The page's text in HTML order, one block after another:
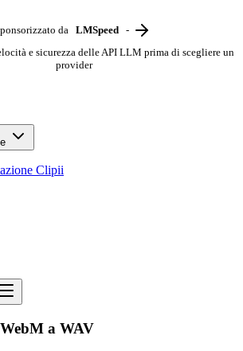
da LMSpeed
-
e sicurezza delle API LLM prima di scegliere un
provider
Clipii
a WAV